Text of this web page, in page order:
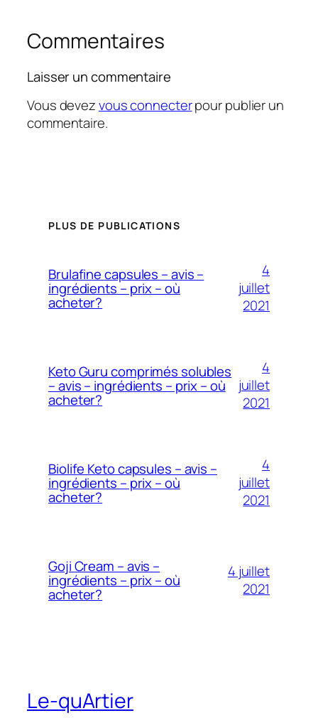
Commentaires
Laisser un commentaire
Vous devezvous connecterpour publier un
commentaire.
PLUS DE PUBLICATIONS
Brulafine capsules – avis –
ingrédients – prix – où
acheter?
4
juillet
2021
Keto Guru comprimés solubles
– avis – ingrédients – prix – où
acheter?
4
juillet
2021
Biolife Keto capsules – avis –
ingrédients – prix – où
acheter?
4
juillet
2021
Goji Cream – avis –
ingrédients – prix – où
acheter?
4 juillet
2021
Le-quArtier